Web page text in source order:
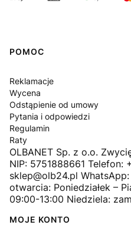
Linki w stopce
POMOC
Reklamacje
Wycena
Odstąpienie od umowy
Pytania i odpowiedzi
Regulamin
Raty
OLBANET Sp. z o.o.
NIP: 5751888661
sklep@olb24.pl
otwarcia: Poniedziałek –
09:00-13:00 Niedziela:
MOJE KONTO